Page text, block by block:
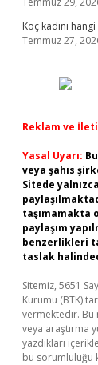
Koç kadını
Temmuz 27,
Reklam ve
Yasal Uyarı:
veya şahıs
Sitede
taşımamakta
paylaşım
benzerlikleri
taslak
Sitemiz, 5651
Kurumu (BTK)
vermektedir. Bu
veya araştırma
yazdıkları
bu sorumluluğu